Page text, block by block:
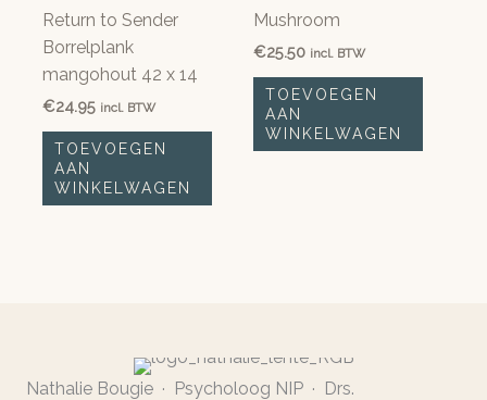
Return to Sender
Borrelplank
mangohout 42 x 14
€24.95 incl. BTW
TOEVOEGEN
AAN
WINKELWAGEN
Mushroom
€25.50 incl. BTW
TOEVOEGEN
AAN
WINKELWAGEN
Nathalie Bougie · Psycholoog NIP · Drs.